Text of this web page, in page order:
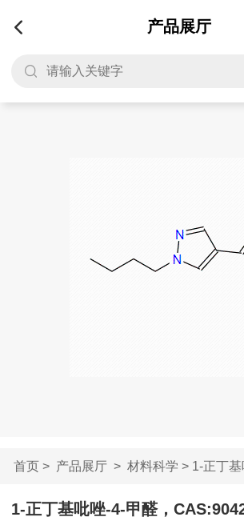
产品展厅
首页> 产品展厅> 材料科学 > 1-正丁基
CAS:904...
1-正丁基吡唑-4-甲醛，